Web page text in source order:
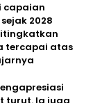
capaian
2028
tercapai atas